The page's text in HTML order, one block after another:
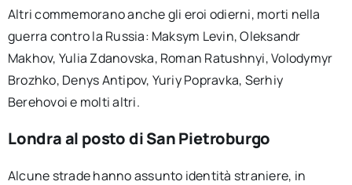
Altri commemorano anche gli eroi odierni, morti nella
guerra contro la Russia: Maksym Levin, Oleksandr
Makhov, Yulia Zdanovska, Roman Ratushnyi, Volodymyr
Brozhko, Denys Antipov, Yuriy Popravka, Serhiy
Berehovoi e molti altri.
Londra al posto di San Pietroburgo
Alcune strade hanno assunto identità straniere, in